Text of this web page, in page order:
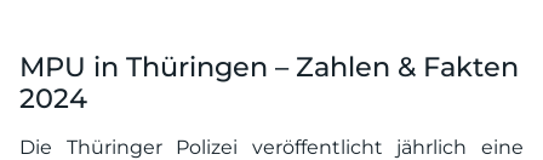
MPU in Thüringen – Zahlen & Fakten
2024
Die Thüringer Polizei veröffentlicht jährlich eine